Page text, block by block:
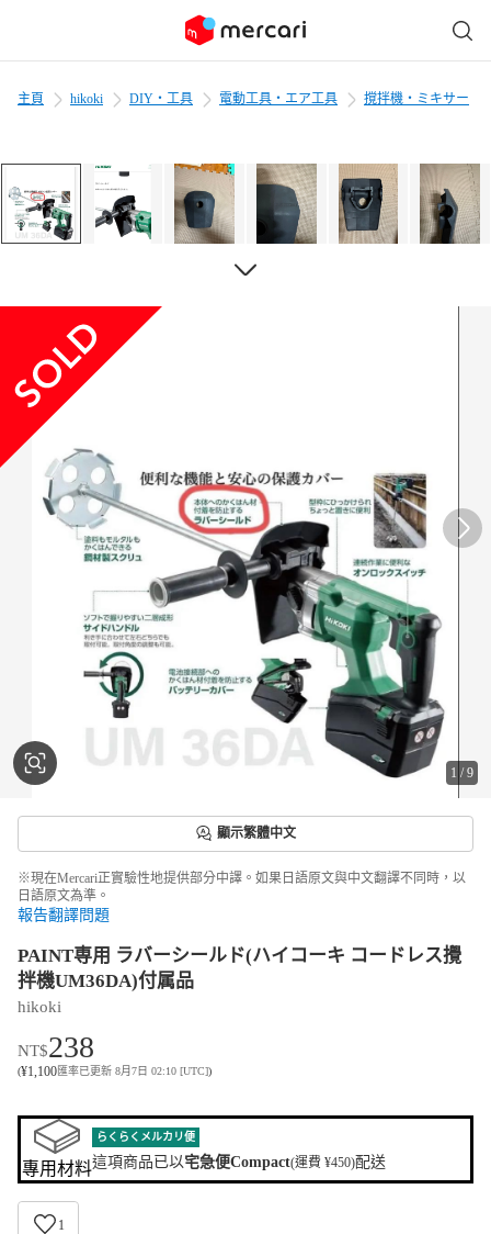
主頁 hikoki DIY・工具 電動工具・エア工具 撹拌機・ミキサー
1 /9
顯示繁體中文
※現在Mercari正實驗性地提供部分中譯。如果日語原文與中文翻譯不同時，以
日語原文為準。
報告翻譯問題
PAINT専用 ラバーシールド(ハイコーキ コードレス攪
拌機UM36DA)付属品
hikoki
NT$238
(¥1,100匯率已更新 8月7日 02:10 [UTC])
專用材料
らくらくメルカリ便
這項商品已以宅急便Compact(運費 ¥450)配送
1